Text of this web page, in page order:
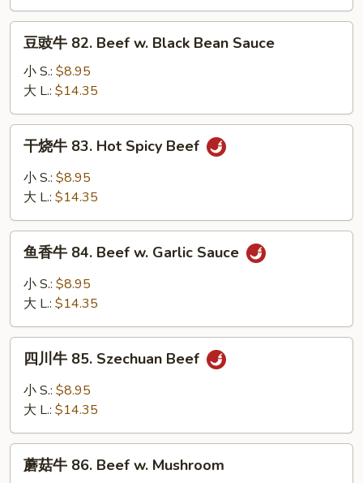
Beef
豆
82.
Beef
w.
Black
Bean
Sauce
豆豉牛 82. Beef w. Black Bean Sauce
小 S.: $8.95
大 L.: $14.35
干
83.
Spicy
Beef
干烧牛 83. Hot Spicy Beef
小 S.: $8.95
大 L.: $14.35
鱼
84.
w.
Garlic
鱼香牛 84. Beef w. Garlic Sauce
小 S.: $8.95
大 L.: $14.35
四
85.
Beef
四川牛 85. Szechuan Beef
小 S.: $8.95
大 L.: $14.35
蘑
蘑菇牛 86. Beef w. Mushroom